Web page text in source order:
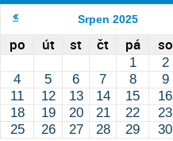
Srpen 2025
po út st čt pá so
1 2
4
5 6 7 8 9
11
12 13 14 15 16
18
19 20 21 22 23
25
26 27 28 29 30